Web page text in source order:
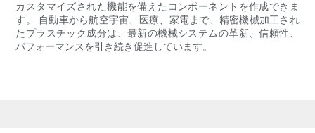
カスタマイズされた機能を備えたコンポーネントを作成できま
す。 自動車から航空宇宙、医療、家電まで、精密機械加工され
たプラスチック成分は、最新の機械システムの革新、信頼性、
パフォーマンスを引き続き促進しています。